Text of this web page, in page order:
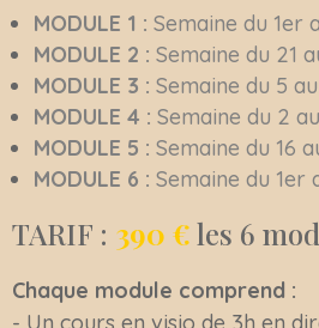
MODULE 1 : Semaine du 1er
MODULE 2 : Semaine du 21
MODULE 3 : Semaine du 5
MODULE 4 : Semaine du 2
MODULE 5 : Semaine du 16
MODULE 6 : Semaine du 1er
TARIF : 390 €les 6
Chaque module comprend :